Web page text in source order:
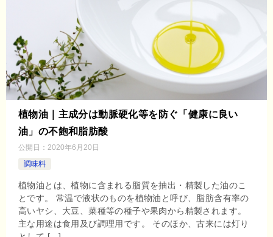
植物油｜主成分は動脈硬化等を防ぐ「健康に良い
油」の不飽和脂肪酸
公開日： 2020年6月20日
調味料
植物油とは、植物に含まれる脂質を抽出・精製した油のこ
とです。 常温で液状のものを植物油と呼び、脂肪含有率の
高いヤシ、大豆、菜種等の種子や果肉から精製されます。
主な用途は食用及び調理用です。 そのほか、古来には灯り